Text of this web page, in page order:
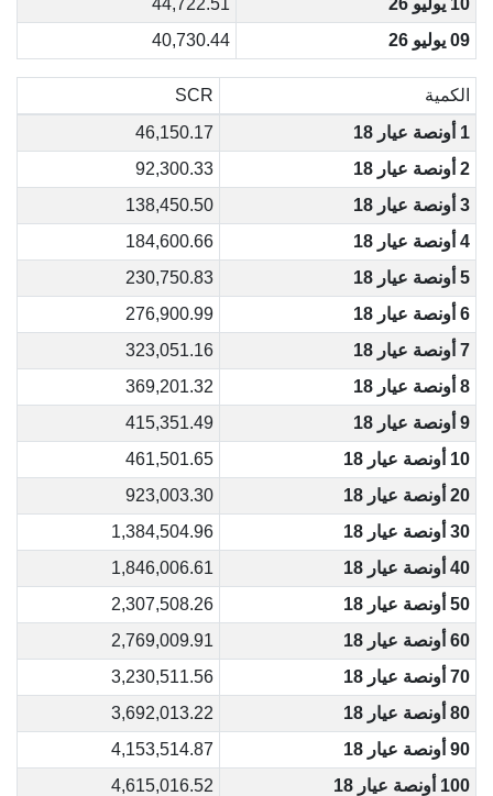
10 يوليو 26
44,722.51
09 يوليو 26
40,730.44
الكمية
SCR
1 أونصة عيار 18
46,150.17
2 أونصة عيار 18
92,300.33
3 أونصة عيار 18
138,450.50
4 أونصة عيار 18
184,600.66
5 أونصة عيار 18
230,750.83
6 أونصة عيار 18
276,900.99
7 أونصة عيار 18
323,051.16
8 أونصة عيار 18
369,201.32
9 أونصة عيار 18
415,351.49
10 أونصة عيار 18
461,501.65
20 أونصة عيار 18
923,003.30
30 أونصة عيار 18
1,384,504.96
40 أونصة عيار 18
1,846,006.61
50 أونصة عيار 18
2,307,508.26
60 أونصة عيار 18
2,769,009.91
70 أونصة عيار 18
3,230,511.56
80 أونصة عيار 18
3,692,013.22
90 أونصة عيار 18
4,153,514.87
100 أونصة عيار 18
4,615,016.52